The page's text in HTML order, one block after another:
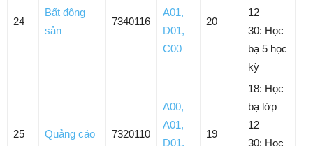
24
Bất động
sản
7340116
A01,
D01,
C00
20
12
30: Học
bạ 5 học
kỳ
25 Quảng cáo 7320110
A00,
A01,
D01,
19
18: Học
bạ lớp
12
30: Học